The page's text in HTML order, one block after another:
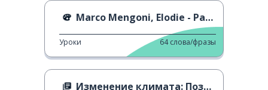
Marco Mengoni, Elodie - Pazza Musica
Уроки 64 слова/фразы
Изменение климата: Позитивное мышление